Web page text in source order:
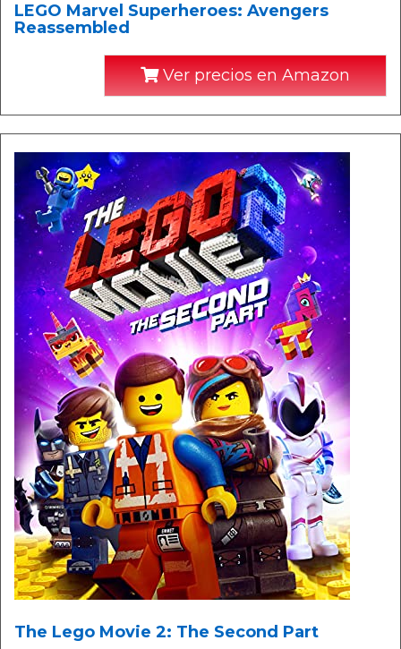
LEGO Marvel Superheroes: Avengers
Reassembled
Ver precios en Amazon
The Lego Movie 2: The Second Part